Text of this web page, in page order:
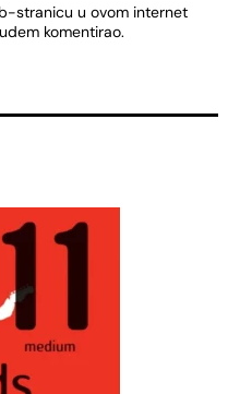
stranicu u ovom internet
komentirao.